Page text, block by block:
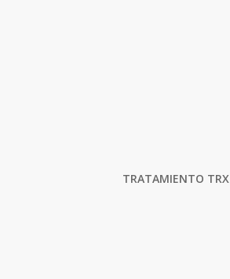
TRATAMIENTO TRX